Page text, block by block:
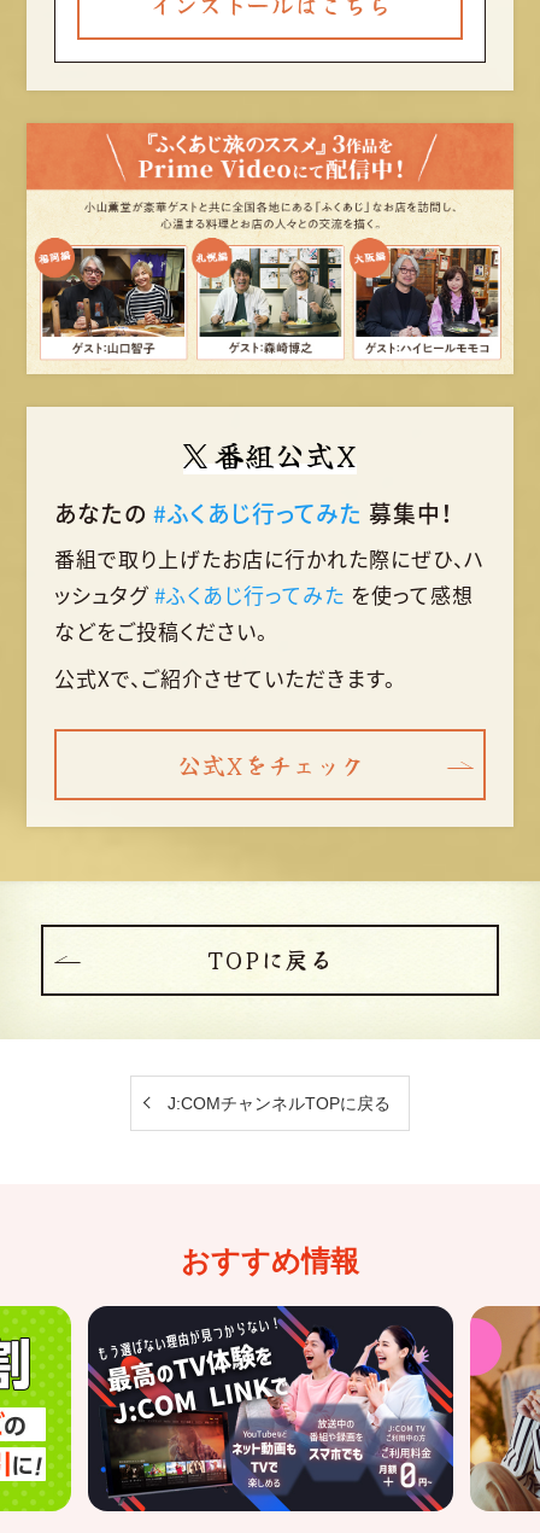
番組公式X
あなたの #ふくあじ行ってみた 募集中！
番組で取り上げたお店に行かれた際にぜひ、ハ
ッシュタグ #ふくあじ行ってみた を使って感想
などをご投稿ください。
公式Xで、ご紹介させていただきます。
公式Xをチェック
TOPに戻る
J:COMチャンネルTOPに戻る
おすすめ情報